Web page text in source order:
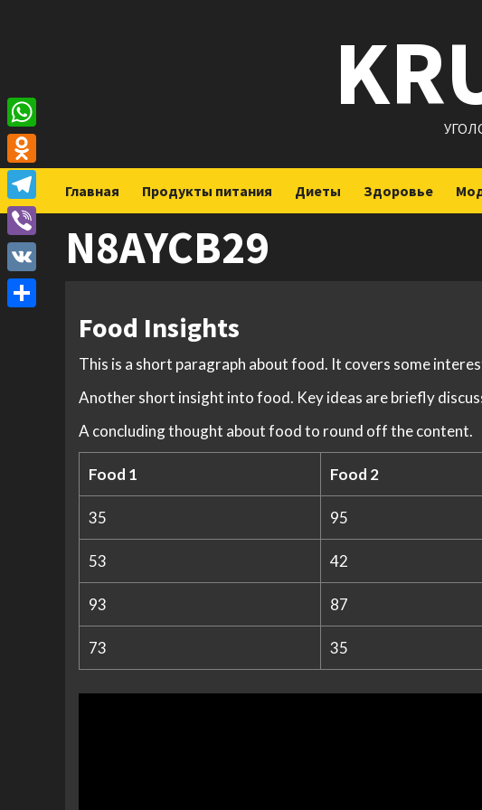
Главная Продукты питания Диеты Здоровье
N8AYCB29
Food Insights
This is a short paragraph about food. It covers some
Another short insight into food. Key ideas are briefly
A concluding thought about food to round off the content.
Food 1 Food 2
35 95
53 42
93 87
73 35
WhatsApp
Odnoklassniki
Telegram
Viber
VK
Отправить